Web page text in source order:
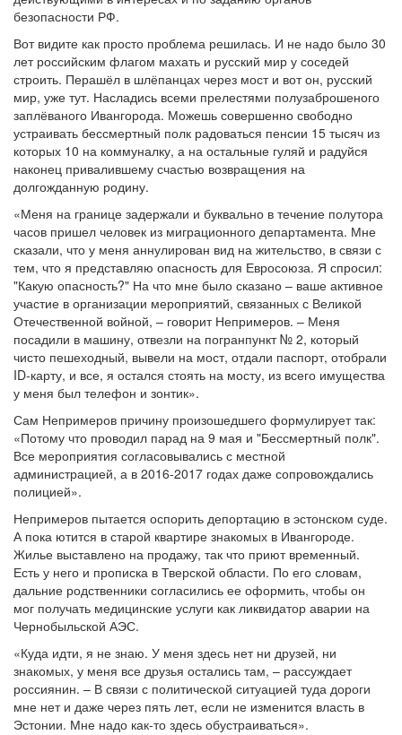
безопасности РФ.
Вот видите как просто проблема решилась. И не надо было 30
лет российским флагом махать и русский мир у соседей
строить. Перашёл в шлёпанцах через мост и вот он, русский
мир, уже тут. Насладись всеми прелестями полузаброшеного
заплёваного Ивангорода. Можешь совершенно свободно
устраивать бессмертный полк радоваться пенсии 15 тысяч из
которых 10 на коммуналку, а на остальные гуляй и радуйся
наконец привалившему счастью возвращения на
долгожданную родину.
«Меня на границе задержали и буквально в течение полутора
часов пришел человек из миграционного департамента. Мне
сказали, что у меня аннулирован вид на жительство, в связи с
тем, что я представляю опасность для Евросоюза. Я спросил:
"Какую опасность?" На что мне было сказано – ваше активное
участие в организации мероприятий, связанных с Великой
Отечественной войной, – говорит Непримеров. – Меня
посадили в машину, отвезли на погранпункт № 2, который
чисто пешеходный, вывели на мост, отдали паспорт, отобрали
ID-карту, и все, я остался стоять на мосту, из всего имущества
у меня был телефон и зонтик».
Сам Непримеров причину произошедшего формулирует так:
«Потому что проводил парад на 9 мая и "Бессмертный полк".
Все мероприятия согласовывались с местной
администрацией, а в 2016-2017 годах даже сопровождались
полицией».
Непримеров пытается оспорить депортацию в эстонском суде.
А пока ютится в старой квартире знакомых в Ивангороде.
Жилье выставлено на продажу, так что приют временный.
Есть у него и прописка в Тверской области. По его словам,
дальние родственники согласились ее оформить, чтобы он
мог получать медицинские услуги как ликвидатор аварии на
Чернобыльской АЭС.
«Куда идти, я не знаю. У меня здесь нет ни друзей, ни
знакомых, у меня все друзья остались там, – рассуждает
россиянин. – В связи с политической ситуацией туда дороги
мне нет и даже через пять лет, если не изменится власть в
Эстонии. Мне надо как-то здесь обустраиваться».